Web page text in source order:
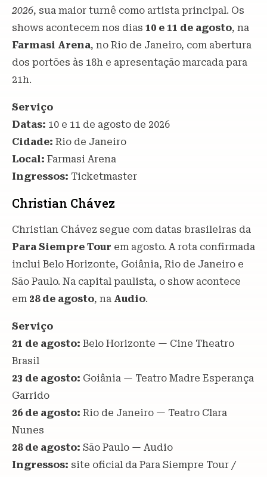
2026, sua maior turnê como artista principal. Os
shows acontecem nos dias 10 e 11 de agosto, na
Farmasi Arena, no Rio de Janeiro, com abertura
dos portões às 18h e apresentação marcada para
21h.
Serviço
Datas: 10 e 11 de agosto de 2026
Cidade: Rio de Janeiro
Local: Farmasi Arena
Ingressos: Ticketmaster
Christian Chávez
Christian Chávez segue com datas brasileiras da
Para Siempre Tour em agosto. A rota confirmada
inclui Belo Horizonte, Goiânia, Rio de Janeiro e
São Paulo. Na capital paulista, o show acontece
em 28 de agosto, na Audio.
Serviço
21 de agosto: Belo Horizonte — Cine Theatro
Brasil
23 de agosto: Goiânia — Teatro Madre Esperança
Garrido
26 de agosto: Rio de Janeiro — Teatro Clara
Nunes
28 de agosto: São Paulo — Audio
Ingressos: site oficial da Para Siempre Tour /